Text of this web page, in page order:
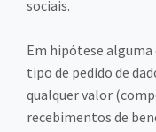
sociais.
Em hipótese
tipo de pedido de
qualquer valor
recebimentos de